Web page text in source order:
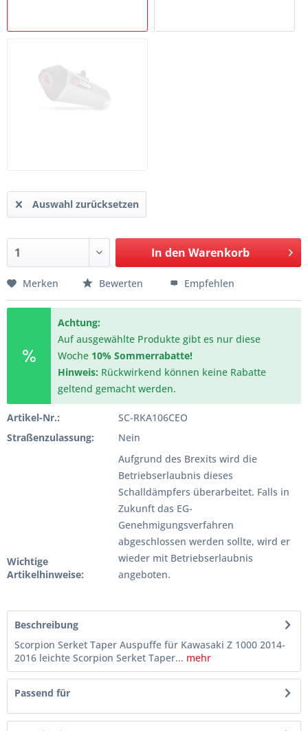
Auswahl zurücksetzen
In den Warenkorb
Merken Bewerten Empfehlen
Achtung:
Auf ausgewählte Produkte gibt es nur diese
Woche 10% Sommerrabatte!
Hinweis: Rückwirkend können keine Rabatte
geltend gemacht werden.
Artikel-Nr.:
SC-RKA106CEO
Straßenzulassung:
Nein
Wichtige
Artikelhinweise:
Aufgrund des Brexits wird die
Betriebserlaubnis dieses
Schalldämpfers überarbeitet. Falls in
Zukunft das EG-
Genehmigungsverfahren
abgeschlossen werden sollte, wird er
wieder mit Betriebserlaubnis
angeboten.
Beschreibung
Scorpion Serket Taper Auspuffe für Kawasaki Z 1000 2014-
2016 leichte Scorpion Serket Taper... mehr
Passend für